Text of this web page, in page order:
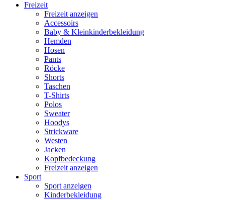
Freizeit
Freizeit anzeigen
Accessoirs
Baby & Kleinkinderbekleidung
Hemden
Hosen
Pants
Röcke
Shorts
Taschen
T-Shirts
Polos
Sweater
Hoodys
Strickware
Westen
Jacken
Kopfbedeckung
Freizeit anzeigen
Sport
Sport anzeigen
Kinderbekleidung